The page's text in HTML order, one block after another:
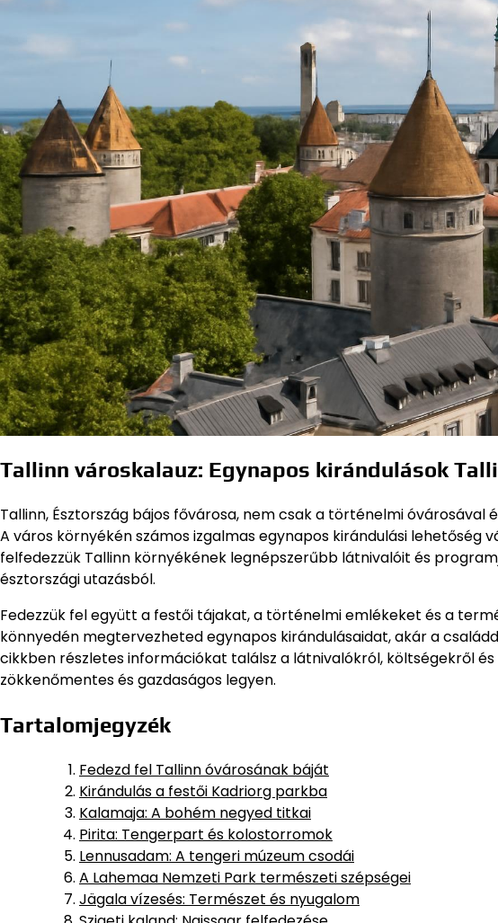
Tallinn városkalauz: Egynapos kirándulások
Tallinn, Észtország bájos fővárosa, nem csak a történelmi
A város környékén számos izgalmas egynapos kirándulási lehetőség
felfedezzük Tallinn környékének legnépszerűbb látnivalóit és
észtországi utazásból.
Fedezzük fel együtt a festői tájakat, a történelmi emlékeket és a
könnyedén megtervezheted egynapos kirándulásaidat, akár a
cikkben részletes információkat találsz a látnivalókról, költségekről
zökkenőmentes és gazdaságos legyen.
Tartalomjegyzék
Fedezd fel Tallinn óvárosának báját
Kirándulás a festői Kadriorg parkba
Kalamaja: A bohém negyed titkai
Pirita: Tengerpart és kolostorromok
Lennusadam: A tengeri múzeum csodái
A Lahemaa Nemzeti Park természeti szépségei
Jägala vízesés: Természet és nyugalom